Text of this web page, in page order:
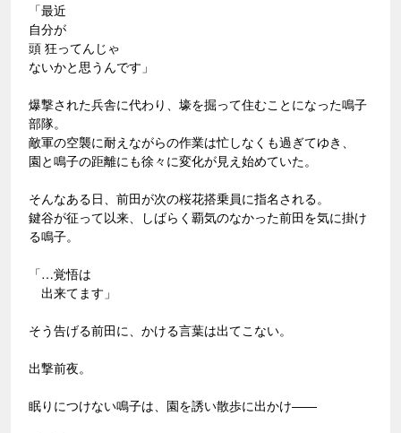
「最近
自分が
頭 狂ってんじゃ
ないかと思うんです」
爆撃された兵舎に代わり、壕を掘って住むことになった鳴子
部隊。
敵軍の空襲に耐えながらの作業は忙しなくも過ぎてゆき、
園と鳴子の距離にも徐々に変化が見え始めていた。
そんなある日、前田が次の桜花搭乗員に指名される。
鍵谷が征って以来、しばらく覇気のなかった前田を気に掛け
る鳴子。
「…覚悟は
出来てます」
そう告げる前田に、かける言葉は出てこない。
出撃前夜。
眠りにつけない鳴子は、園を誘い散歩に出かけ――